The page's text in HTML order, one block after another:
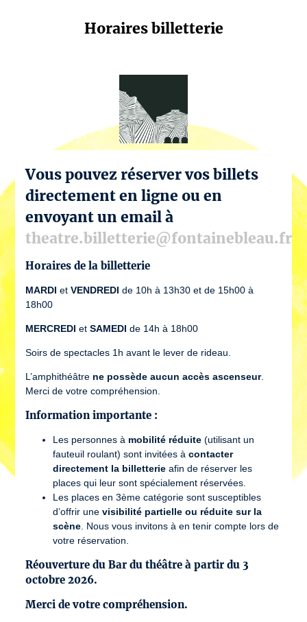
Horaires billetterie
Vous pouvez réserver vos billets
directement en ligne ou en
envoyant un email à
theatre.billetterie@fontainebleau.fr
Horaires de la billetterie
MARDI et VENDREDI de 10h à 13h30 et de 15h00 à
18h00
MERCREDI et SAMEDI de 14h à 18h00
Soirs de spectacles 1h avant le lever de rideau.
L’amphithéâtre ne possède aucun accès ascenseur.
Merci de votre compréhension.
Information importante :
Les personnes à mobilité réduite (utilisant un
fauteuil roulant) sont invitées à contacter
directement la billetterie afin de réserver les
places qui leur sont spécialement réservées.
Les places en 3ème catégorie sont susceptibles
d’offrir une visibilité partielle ou réduite sur la
scène . Nous vous invitons à en tenir compte lors de
votre réservation.
Réouverture du Bar du théâtre à partir du 3
octobre 2026.
Merci de votre compréhension.